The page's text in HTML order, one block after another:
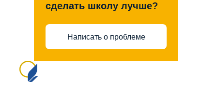
сделать школу лучше?
Написать о проблеме